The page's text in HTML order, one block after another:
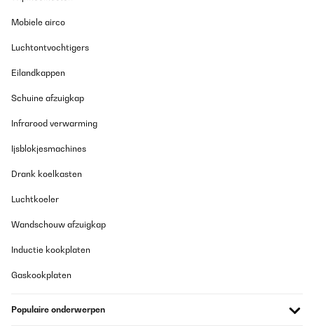
raccordement. Mais c'est simple pour l'installation. Compter 2
de cet achat qui évitera beaucoup de bouteille dans le bac
Vertaal
Der Wasserfilter funktioniert einwandfrei und die Qualität des
das Gerät war gut verpackt. Der Verkäufer war sehr hilfsbereit
ist es sehr empfehlenswert für jeden, der sauberes und frisches
Mobiele airco
Luchtontvochtigers
Eilandkappen
Schuine afzuigkap
Infrarood verwarming
Ijsblokjesmachines
Drank koelkasten
Luchtkoeler
Wandschouw afzuigkap
Inductie kookplaten
Gaskookplaten
Populaire onderwerpen